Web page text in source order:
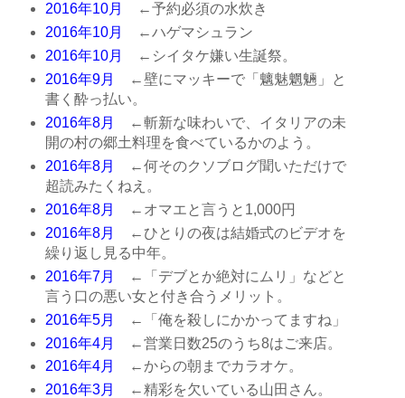
2016年10月
←予約必須の水炊き
2016年10月
←ハゲマシュラン
2016年10月
←シイタケ嫌い生誕祭。
2016年9月
←壁にマッキーで「魑魅魍魎」と
書く酔っ払い。
2016年8月
←斬新な味わいで、イタリアの未
開の村の郷土料理を食べているかのよう。
2016年8月
←何そのクソブログ聞いただけで
超読みたくねえ。
2016年8月
←オマエと言うと1,000円
2016年8月
←ひとりの夜は結婚式のビデオを
繰り返し見る中年。
2016年7月
←「デブとか絶対にムリ」などと
言う口の悪い女と付き合うメリット。
2016年5月
←「俺を殺しにかかってますね」
2016年4月
←営業日数25のうち8はご来店。
2016年4月
←からの朝までカラオケ。
2016年3月
←精彩を欠いている山田さん。